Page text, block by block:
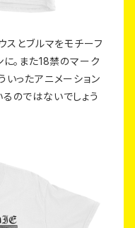
スとブルマをモチーフ
に。また18禁のマーク
いったアニメーション
のではないでしょう